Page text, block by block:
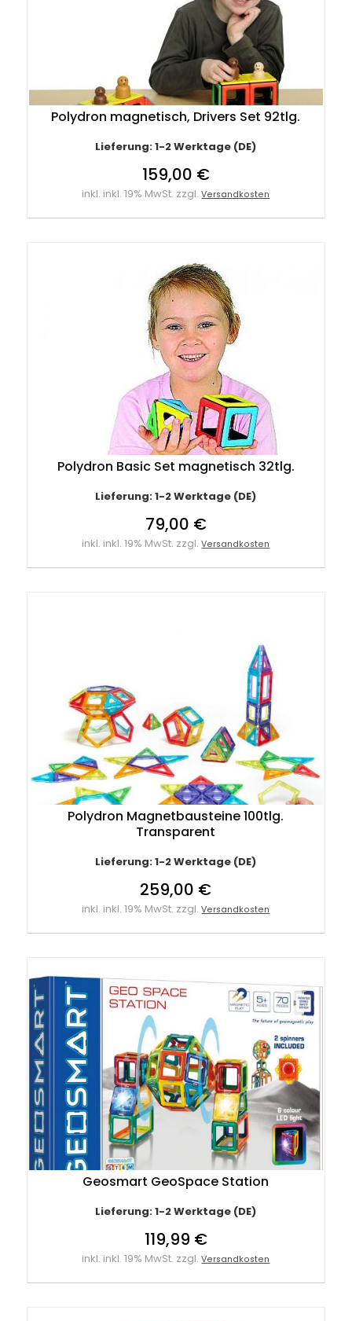
Polydron magnetisch, Drivers Set 92tlg.
Lieferung: 1-2 Werktage (DE)
159,00 €
inkl. inkl. 19% MwSt. zzgl.Versandkosten
Polydron Basic Set magnetisch 32tlg.
Lieferung: 1-2 Werktage (DE)
79,00 €
inkl. inkl. 19% MwSt. zzgl.Versandkosten
Polydron Magnetbausteine 100tlg.
Transparent
Lieferung: 1-2 Werktage (DE)
259,00 €
inkl. inkl. 19% MwSt. zzgl.Versandkosten
Geosmart GeoSpace Station
Lieferung: 1-2 Werktage (DE)
119,99 €
inkl. inkl. 19% MwSt. zzgl.Versandkosten